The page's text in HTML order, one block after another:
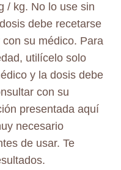
/ kg. No lo use sin
debe recetarse
su médico. Para
utilícelo solo
y la dosis debe
con su
presentada aquí
necesario
de usar. Te